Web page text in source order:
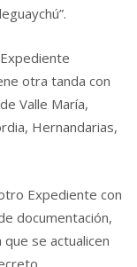
otra tanda con
Valle María,
Hernandarias,
Expediente con
documentación,
se actualicen